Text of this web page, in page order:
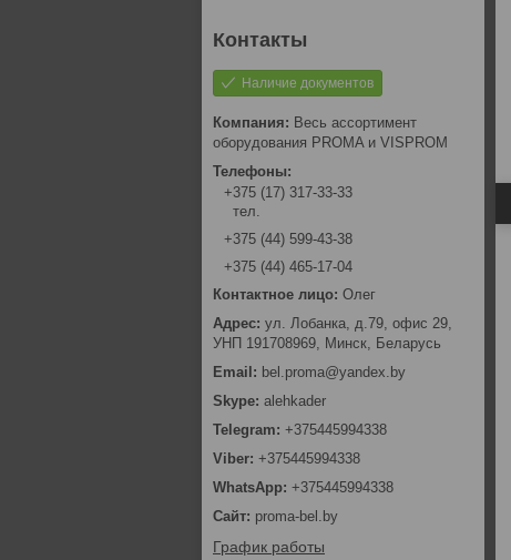
Наличие документов
Весь ассортимент
оборудования PROMA и VISPROM
+375 (17) 317-33-33
тел.
+375 (44) 599-43-38
+375 (44) 465-17-04
Олег
ул. Лобанка, д.79, офис 29,
УНП 191708969, Минск, Беларусь
bel.proma@yandex.by
alehkader
+375445994338
+375445994338
+375445994338
proma-bel.by
График работы